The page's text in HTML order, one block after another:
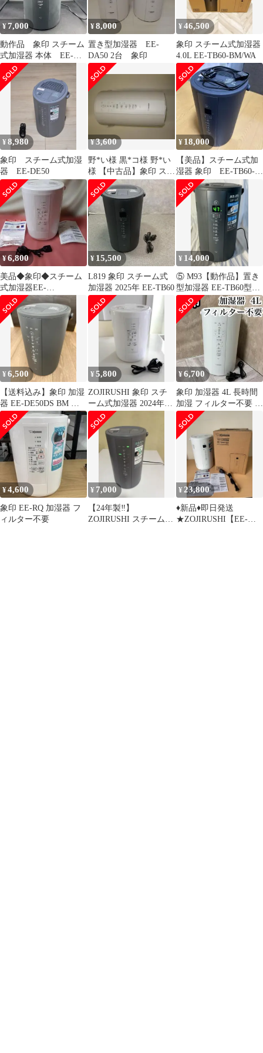
¥7,000
動作品 象印 スチーム
式加湿器 本体 EE-
TA60 2024年製
¥8,000
置き型加湿器 EE-
DA50 2台 象印
¥46,500
象印 スチーム式加湿器
4.0L EE-TB60-BM/WA
¥8,980
象印 スチーム式加湿
器 EE-DE50
¥3,600
野*い様 黒*コ様 野*い
様 【中古品】象印 スチ
ーム式加湿器 EE-DD50
¥ 18,000
【美品】スチーム式加
湿器 象印 EE-TB60-
BM 2025年製
¥6,800
美品◆象印◆スチーム
式加湿器EE-
R50W◆2024年製◆クエ
ン酸洗浄剤付き
¥ 15,500
L819 象印 スチーム式
加湿器 2025年 EE-TB60
¥ 14,000
⑤ M93【動作品】置き
型加湿器 EE-TB60型
600ml/h
¥6,500
【送料込み】象印 加湿
器 EE-DE50DS BM 限
定カラー ソフトブラッ
ク
¥5,800
ZOJIRUSHI 象印 スチ
ーム式加湿器 2024年製
EE-RT50型
¥6,700
象印 加湿器 4L 長時間
加湿 フィルター不要 ス
チーム式 蒸気 EEDD50
¥4,600
象印 EE-RQ 加湿器 フ
ィルター不要
¥ 7,000
【24年製‼️】
ZOJIRUSHI スチーム式
¥ 23,800
♦︎新品♦︎即日発送
★ZOJIRUSHI【EE-